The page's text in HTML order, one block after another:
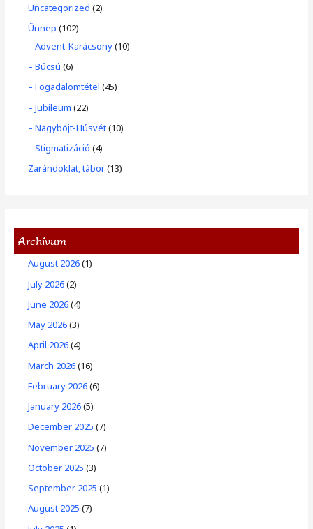
Uncategorized (2)
Ünnep (102)
– Advent-Karácsony(10)
– Búcsú (6)
– Fogadalomtétel (45)
– Jubileum (22)
– Nagyböjt-Húsvét(10)
– Stigmatizáció (4)
Zarándoklat, tábor(13)
Archívum
August 2026(1)
July 2026(2)
June 2026(4)
May 2026(3)
April 2026(4)
March 2026(16)
February 2026(6)
January 2026(5)
December 2025 (7)
November 2025 (7)
October 2025 (3)
September 2025 (1)
August 2025 (7)